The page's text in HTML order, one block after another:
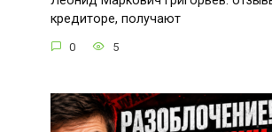
кредиторе, получают
0 5